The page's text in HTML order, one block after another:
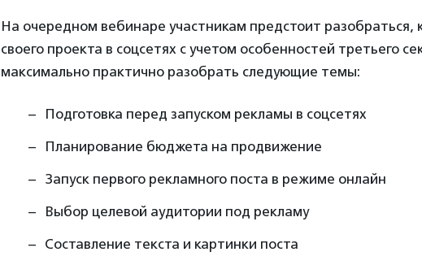
На очередном вебинаре участникам предстоит разобраться,
своего проекта в соцсетях с учетом особенностей третьего
максимально практично разобрать следующие темы:
Подготовка перед запуском рекламы в соцсетях
Планирование бюджета на продвижение
Запуск первого рекламного поста в режиме онлайн
Выбор целевой аудитории под рекламу
Составление текста и картинки поста